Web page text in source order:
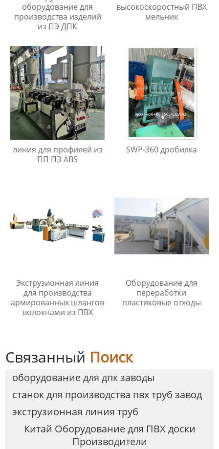
оборудование для
производства изделий
из ПЭ ДПК
высокоскоростный ПВХ
мельник
линия для профилей из
ПП ПЭ ABS
SWP-360 дробилка
Экструзионная линия
для производства
армированных шлангов
волокнами из ПВХ
Оборудование для
переработки
пластиковые отходы
Связанный Поиск
оборудование для дпк заводы
станок для производства пвх труб завод
экструзионная линия труб
Китай Оборудование для ПВХ доски
Производители